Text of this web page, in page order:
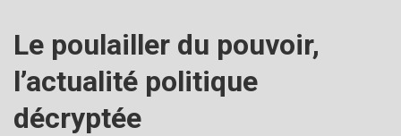
Le poulailler du pouvoir,
l’actualité politique
décryptée